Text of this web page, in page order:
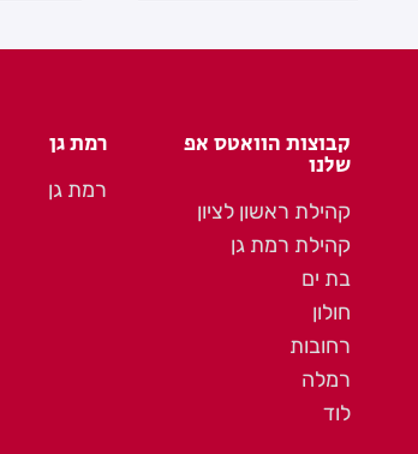
קבוצות הוואטס אפ
שלנו
קהילת ראשון לציון
קהילת רמת גן
בת ים
חולון
רחובות
רמלה
לוד
רמת גן
רמת גן